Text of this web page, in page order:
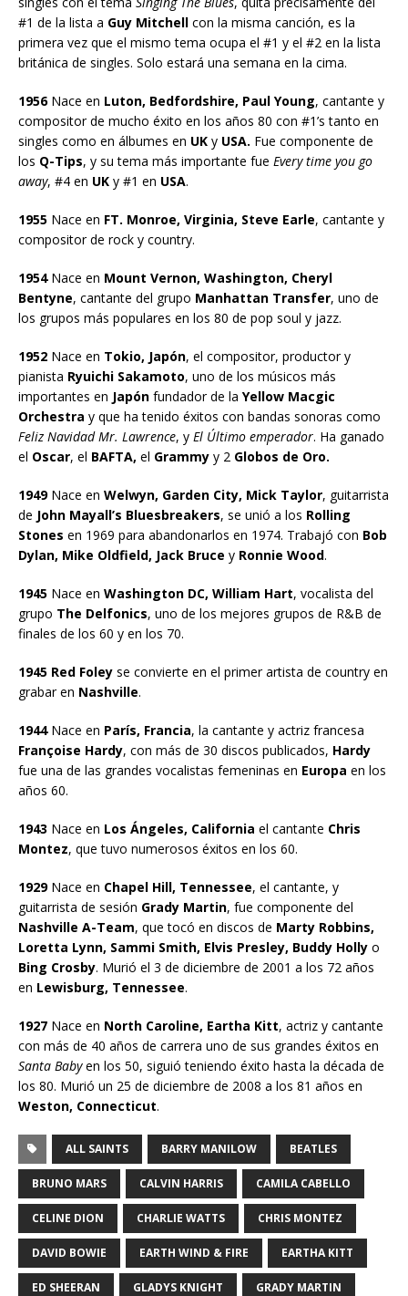
#1 de la lista a Guy Mitchell con la misma canción, es la
primera vez que el mismo tema ocupa el #1 y el #2 en la lista
británica de singles. Solo estará una semana en la cima.
1956Nace en Luton, Bedfordshire, Paul Young, cantante y
compositor de mucho éxito en los años 80 con #1’s tanto en
singles como en álbumes en UK y USA. Fue componente de
los Q-Tips, y su tema más importante fue Every time you go
away, #4 en UK y #1 en USA.
1955 Nace en FT. Monroe, Virginia, Steve Earle, cantante y
compositor de rock y country.
1954Nace en Mount Vernon, Washington, Cheryl
Bentyne, cantante del grupo Manhattan Transfer, uno de
los grupos más populares en los 80 de pop soul y jazz.
1952 Nace en Tokio, Japón, el compositor, productor y
pianista Ryuichi Sakamoto, uno de los músicos más
importantes en Japón fundador de la Yellow Macgic
Orchestra y que ha tenido éxitos con bandas sonoras como
Feliz Navidad Mr. Lawrence, y El Último emperador. Ha ganado
el Oscar, el BAFTA, el Grammy y 2 Globos de Oro.
1949Nace en Welwyn, Garden City, Mick Taylor, guitarrista
de John Mayall’s Bluesbreakers, se unió a los Rolling
Stones en 1969 para abandonarlos en 1974. Trabajó con Bob
Dylan, Mike Oldfield, Jack Bruce y Ronnie Wood.
1945 Nace en Washington DC, William Hart, vocalista del
grupo The Delfonics, uno de los mejores grupos de R&B de
finales de los 60 y en los 70.
1945 Red Foley se convierte en el primer artista de country en
grabar en Nashville.
1944Nace en París, Francia, la cantante y actriz francesa
Françoise Hardy, con más de 30 discos publicados, Hardy
fue una de las grandes vocalistas femeninas en Europa en los
años 60.
1943 Nace en Los Ángeles, California el cantante Chris
Montez, que tuvo numerosos éxitos en los 60.
1929Nace en Chapel Hill, Tennessee, el cantante, y
guitarrista de sesión Grady Martin, fue componente del
Nashville A-Team, que tocó en discos de Marty Robbins,
Loretta Lynn, Sammi Smith, Elvis Presley, Buddy Holly o
Bing Crosby. Murió el 3 de diciembre de 2001 a los 72 años
en Lewisburg, Tennessee.
1927 Nace en North Caroline, Eartha Kitt, actriz y cantante
con más de 40 años de carrera uno de sus grandes éxitos en
Santa Babyen los 50, siguió teniendo éxito hasta la década de
los 80. Murió un 25 de diciembre de 2008 a los 81 años en
Weston, Connecticut.
ALL SAINTS BARRY MANILOW BEATLES
BRUNO MARS CALVIN HARRIS CAMILA CABELLO
CELINE DION CHARLIE WATTS CHRIS MONTEZ
DAVID BOWIE EARTH WIND & FIRE EARTHA KITT
ED SHEERAN GLADYS KNIGHT GRADY MARTIN